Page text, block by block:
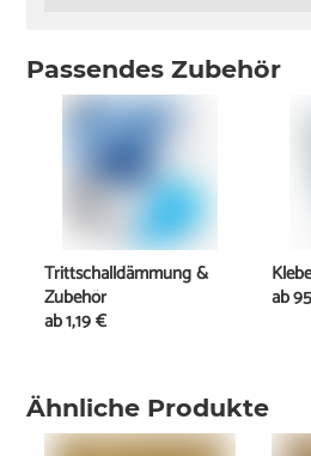
Ähnliche Produkte
Passendes Zubehör
Trittschalldämmung &
Zubehör
ab1,19 €
ab